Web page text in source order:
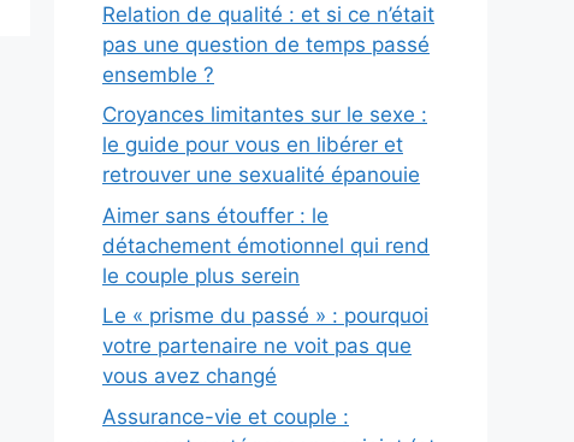
Relation de qualité : et si ce n’était
pas une question de temps passé
ensemble ?
Croyances limitantes sur le sexe :
le guide pour vous en libérer et
retrouver une sexualité épanouie
Aimer sans étouffer : le
détachement émotionnel qui rend
le couple plus serein
Le « prisme du passé » : pourquoi
votre partenaire ne voit pas que
vous avez changé
Assurance-vie et couple :